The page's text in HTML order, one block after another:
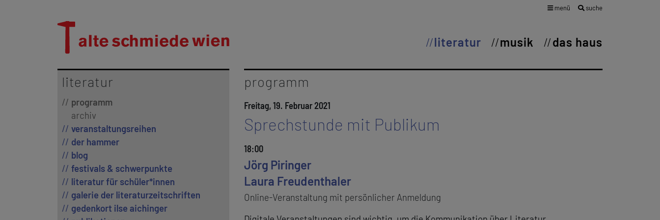
menü suche
literatur musik das haus
literatur
programm
archiv
veranstaltungsreihen
der hammer
blog
festivals & schwerpunkte
literatur für schüler*innen
galerie der literaturzeitschriften
gedenkort ilse aichinger
programm
Freitag, 19. Februar 2021
Sprechstunde mit Publikum
18:00
Jörg Piringer
Laura Freudenthaler
Online-Veranstaltung mit persönlicher Anmeldung